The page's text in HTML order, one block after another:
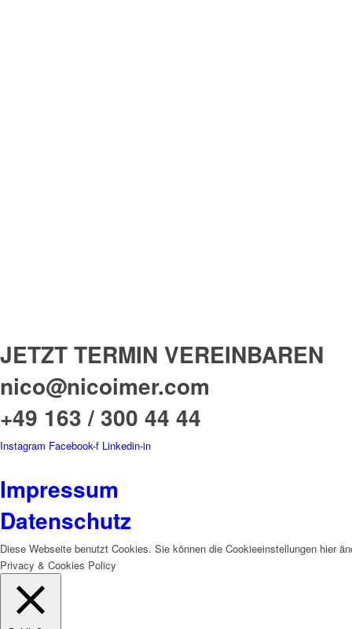
JETZT TERMIN VEREINBAREN
nico@nicoimer.com
+49 163 / 300 44 44
Instagram Facebook-f Linkedin-in
Impressum
Datenschutz
Diese Webseite benutzt Cookies. Sie können die Cookieeinstellungen hier
Privacy & Cookies Policy